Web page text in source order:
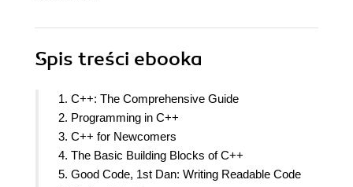
Spis treści ebooka
1. C++: The Comprehensive Guide
2. Programming in C++
3. C++ for Newcomers
4. The Basic Building Blocks of C++
5. Good Code, 1st Dan: Writing Readable Code